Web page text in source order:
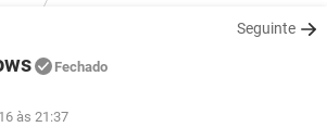
GMAIL
WHATSAPP
Seguinte
Fechado
às 21:37